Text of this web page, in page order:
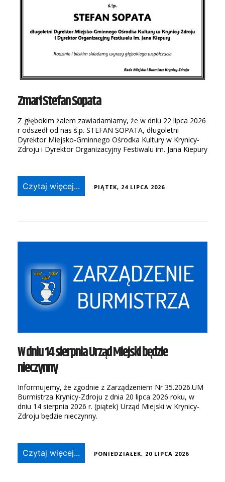
Zmarł Stefan Sopata
Z głębokim żalem zawiadamiamy, że w dniu 22 lipca 2026
r odszedł od nas ś.p. STEFAN SOPATA, długoletni
Dyrektor Miejsko-Gminnego Ośrodka Kultury w Krynicy-
Zdroju i Dyrektor Organizacyjny Festiwalu im. Jana Kiepury
Czytaj więcej... PIĄTEK, 24 LIPCA 2026
W dniu 14 sierpnia Urząd Miejski będzie
nieczynny
Informujemy, że zgodnie z Zarządzeniem Nr 35.2026.UM
Burmistrza Krynicy-Zdroju z dnia 20 lipca 2026 roku, w
dniu 14 sierpnia 2026 r. (piątek) Urząd Miejski w Krynicy-
Zdroju będzie nieczynny.
Czytaj więcej... PONIEDZIAŁEK, 20 LIPCA 2026